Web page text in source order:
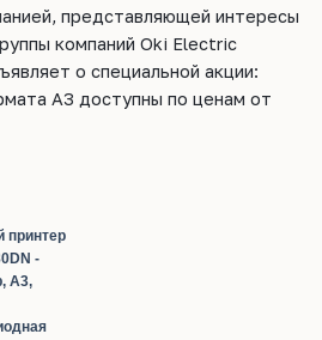
представляющей интересы
компаний Oki Electric
о специальной акции:
А3 доступны по ценам от
принтер
-
A3,